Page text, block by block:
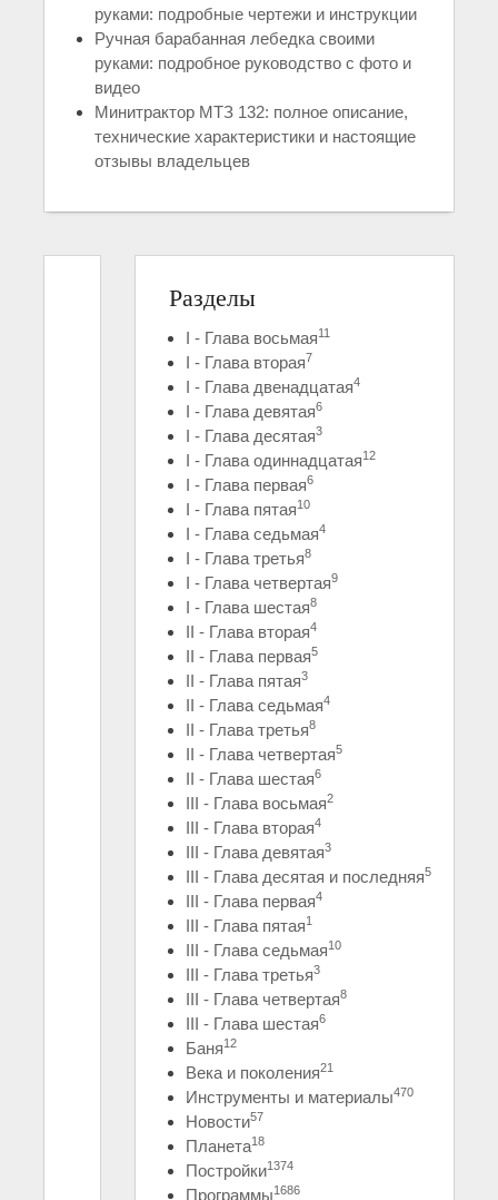
руками: подробные чертежи и инструкции
Ручная барабанная лебедка своими
руками: подробное руководство с фото и
видео
Минитрактор МТЗ 132: полное описание,
технические характеристики и настоящие
отзывы владельцев
Разделы
I - Глава восьмая11
I - Глава вторая7
I - Глава двенадцатая4
I - Глава девятая6
I - Глава десятая3
I - Глава одиннадцатая12
I - Глава первая6
I - Глава пятая10
I - Глава седьмая4
I - Глава третья8
I - Глава четвертая9
I - Глава шестая8
II - Глава вторая4
II - Глава первая5
II - Глава пятая3
II - Глава седьмая4
II - Глава третья8
II - Глава четвертая5
II - Глава шестая6
III - Глава восьмая2
III - Глава вторая4
III - Глава девятая3
III - Глава десятая и последняя5
III - Глава первая4
III - Глава пятая1
III - Глава седьмая10
III - Глава третья3
III - Глава четвертая8
III - Глава шестая6
Баня12
Века и поколения21
Инструменты и материалы470
Новости57
Планета18
Постройки1374
Программы1686